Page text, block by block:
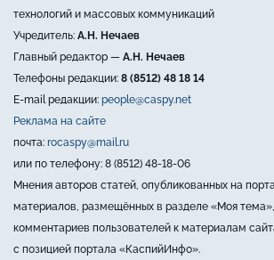
технологий и массовых коммуникаций
Учредитель: А.Н. Нечаев
Главный редактор — А.Н. Нечаев
Телефоны редакции: 8 (8512) 48 18 14
E-mail редакции: people@caspy.net
Реклама на сайте
почта: rocaspy@mail.ru
или по телефону: 8 (8512) 48-18-06
Мнения авторов статей, опубликованных на
материалов, размещённых в разделе «Моя
комментариев пользователей к материалам
с позицией портала «КаспийИнфо».